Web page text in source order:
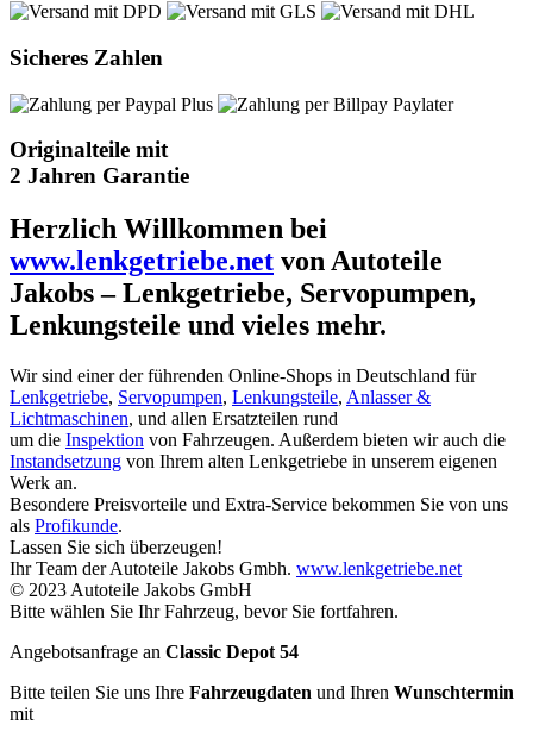
Sicheres Zahlen
Originalteile mit
2 Jahren Garantie
Herzlich Willkommen bei
www.lenkgetriebe.net von Autoteile
Jakobs – Lenkgetriebe, Servopumpen,
Lenkungsteile und vieles mehr.
Wir sind einer der führenden Online-Shops in Deutschland für
Lenkgetriebe, Servopumpen, Lenkungsteile, Anlasser &
Lichtmaschinen, und allen Ersatzteilen rund
um die Inspektion von Fahrzeugen. Außerdem bieten wir auch die
Instandsetzung von Ihrem alten Lenkgetriebe in unserem eigenen
Werk an.
Besondere Preisvorteile und Extra-Service bekommen Sie von uns
als Profikunde.
Lassen Sie sich überzeugen!
Ihr Team der Autoteile Jakobs Gmbh. www.lenkgetriebe.net
© 2023 Autoteile Jakobs GmbH
Bitte wählen Sie Ihr Fahrzeug, bevor Sie fortfahren.
Angebotsanfrage an Classic Depot 54
Bitte teilen Sie uns Ihre Fahrzeugdaten und Ihren Wunschtermin
mit